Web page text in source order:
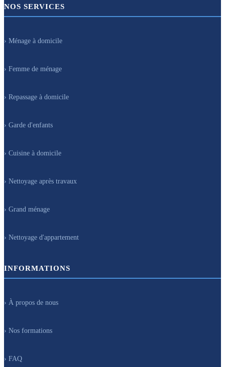
NOS SERVICES
› Ménage à domicile
› Femme de ménage
› Repassage à domicile
› Garde d'enfants
› Cuisine à domicile
› Nettoyage après travaux
› Grand ménage
› Nettoyage d'appartement
INFORMATIONS
› À propos de nous
› Nos formations
› FAQ